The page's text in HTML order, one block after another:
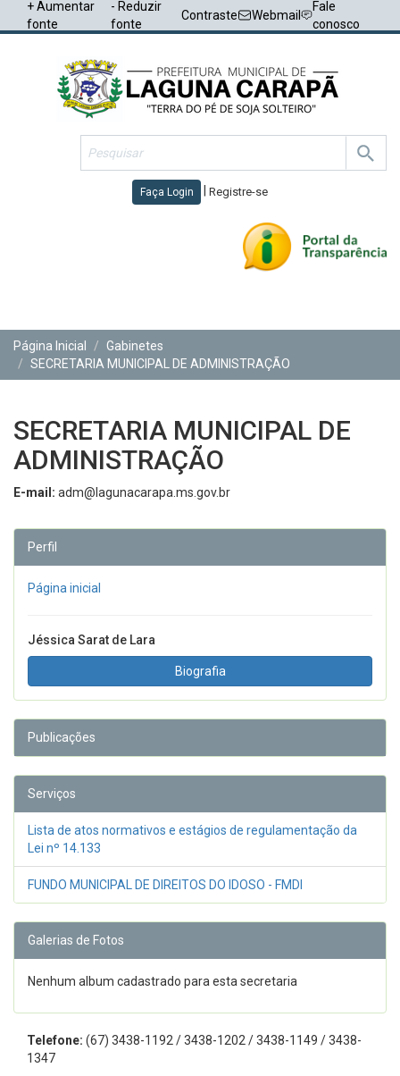
+ Aumentar
fonte
- Reduzir
fonte
Contraste Webmail
Fale
conosco
Faça Login Registre-se
Página Inicial
Gabinetes
SECRETARIA MUNICIPAL DE ADMINISTRAÇÃO
SECRETARIA MUNICIPAL DE
ADMINISTRAÇÃO
E-mail: adm@lagunacarapa.ms.gov.br
Perfil
Página inicial
Jéssica Sarat de Lara
Biografia
Publicações
Serviços
Lista de atos normativos e estágios de regulamentação da
Lei nº 14.133
FUNDO MUNICIPAL DE DIREITOS DO IDOSO - FMDI
Galerias de Fotos
Nenhum album cadastrado para esta secretaria
Telefone: (67) 3438-1192 / 3438-1202 / 3438-1149 / 3438-
1347